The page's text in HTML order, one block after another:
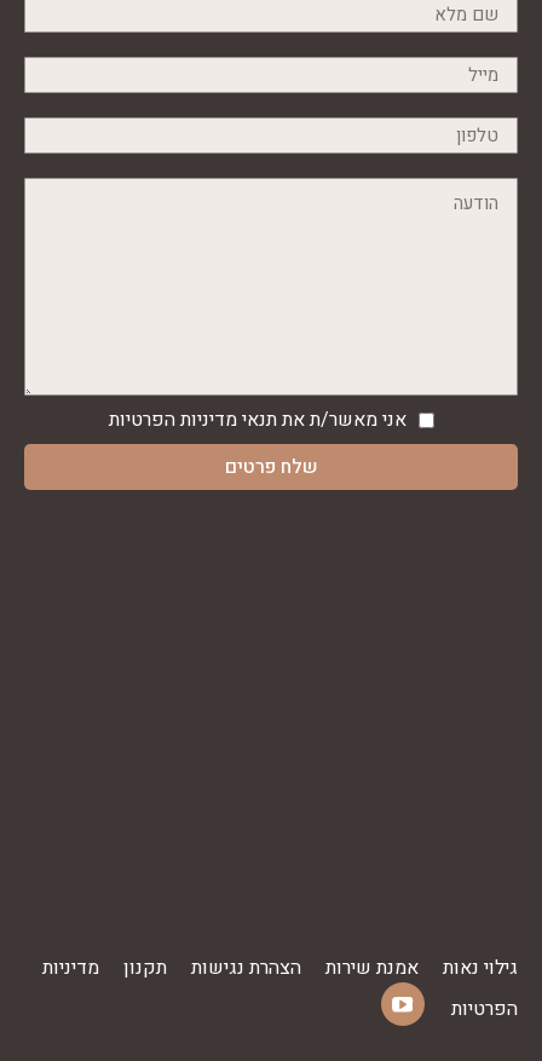
אני מאשר/ת את תנאימדיניות הפרטיות
גילוי נאות אמנת שירות הצהרת נגישות תקנון
מדיניות
הפרטיות
YouTube